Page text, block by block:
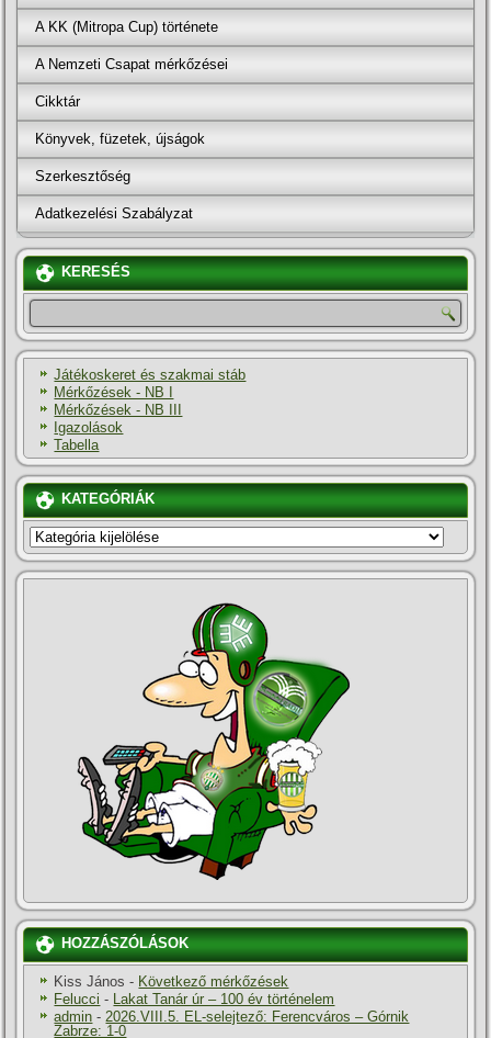
A KK (Mitropa Cup) története
A Nemzeti Csapat mérkőzései
Cikktár
Könyvek, füzetek, újságok
Szerkesztőség
Adatkezelési Szabályzat
KERESÉS
Játékoskeret és szakmai stáb
Mérkőzések - NB I
Mérkőzések - NB III
Igazolások
Tabella
KATEGÓRIÁK
KATEGÓRIÁK
HOZZÁSZÓLÁSOK
Kiss János - Következő mérkőzések
Felucci - Lakat Tanár úr – 100 év történelem
admin -2026.VIII.5. EL-selejtező: Ferencváros – Górnik
Zabrze: 1-0